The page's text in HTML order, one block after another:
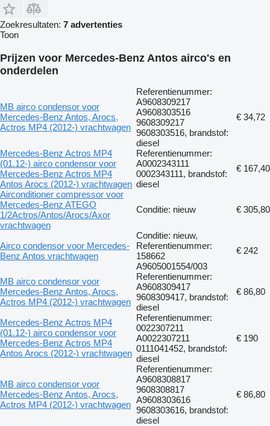
Zoekresultaten: 7 advertenties
Toon
Prijzen voor Mercedes-Benz Antos airco's en
onderdelen
MB airco condensor voor
Mercedes-Benz Antos, Arocs,
Actros MP4 (2012-) vrachtwagen
Referentienummer:
A9608309217
A9608303516
9608309217
9608303516, brandstof:
diesel
€ 34,72
Mercedes-Benz Actros MP4
(01.12-) airco condensor voor
Mercedes-Benz Actros MP4
Antos Arocs (2012-) vrachtwagen
Referentienummer:
A0002343111
0002343111, brandstof:
diesel
€ 167,40
Airconditioner compressor voor
Mercedes-Benz ATEGO
1/2Actros/Antos/Arocs/Axor
vrachtwagen
Conditie: nieuw € 305,80
Airco condensor voor Mercedes-
Benz Antos vrachtwagen
Conditie: nieuw,
Referentienummer:
158662
A9605001554/003
€ 242
MB airco condensor voor
Mercedes-Benz Antos, Arocs,
Actros MP4 (2012-) vrachtwagen
Referentienummer:
A9608309417
9608309417, brandstof:
diesel
€ 86,80
Mercedes-Benz Actros MP4
(01.12-) airco condensor voor
Mercedes-Benz Actros MP4
Antos Arocs (2012-) vrachtwagen
Referentienummer:
0022307211
A0022307211
0111041452, brandstof:
diesel
€ 190
MB airco condensor voor
Mercedes-Benz Antos, Arocs,
Actros MP4 (2012-) vrachtwagen
Referentienummer:
A9608308817
9608308817
A9608303616
9608303616, brandstof:
diesel
€ 86,80